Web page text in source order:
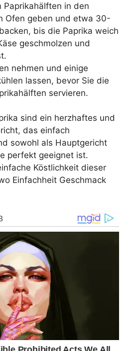
Paprikahälften in den
Ofen geben und etwa 30-
bis die Paprika weich
geschmolzen und
nehmen und einige
lassen, bevor Sie die
servieren.
sind ein herzhaftes und
das einfach
sowohl als Hauptgericht
perfekt geeignet ist.
Köstlichkeit dieser
Einfachheit Geschmack